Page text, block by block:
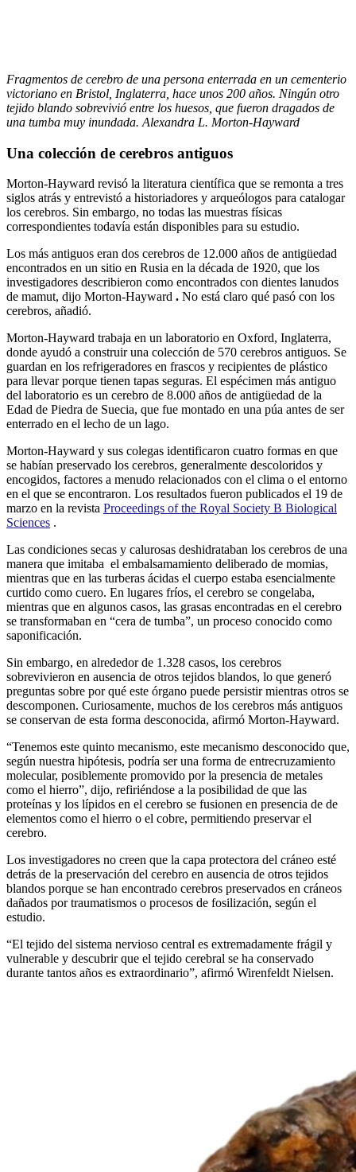
Fragmentos de cerebro de una persona enterrada en un cementerio
victoriano en Bristol, Inglaterra, hace unos 200 años. Ningún otro
tejido blando sobrevivió entre los huesos, que fueron dragados de
una tumba muy inundada. Alexandra L. Morton-Hayward
Una colección de cerebros antiguos
Morton-Hayward revisó la literatura científica que se remonta a tres
siglos atrás y entrevistó a historiadores y arqueólogos para catalogar
los cerebros. Sin embargo, no todas las muestras físicas
correspondientes todavía están disponibles para su estudio.
Los más antiguos eran dos cerebros de 12.000 años de antigüedad
encontrados en un sitio en Rusia en la década de 1920, que los
investigadores describieron como encontrados con dientes lanudos
de mamut, dijo Morton-Hayward . No está claro qué pasó con los
cerebros, añadió.
Morton-Hayward trabaja en un laboratorio en Oxford, Inglaterra,
donde ayudó a construir una colección de 570 cerebros antiguos. Se
guardan en los refrigeradores en frascos y recipientes de plástico
para llevar porque tienen tapas seguras. El espécimen más antiguo
del laboratorio es un cerebro de 8.000 años de antigüedad de la
Edad de Piedra de Suecia, que fue montado en una púa antes de ser
enterrado en el lecho de un lago.
Morton-Hayward y sus colegas identificaron cuatro formas en que
se habían preservado los cerebros, generalmente descoloridos y
encogidos, factores a menudo relacionados con el clima o el entorno
en el que se encontraron. Los resultados fueron publicados el 19 de
marzo en la revista Proceedings of the Royal Society B Biological
Sciences .
Las condiciones secas y calurosas deshidrataban los cerebros de una
manera que imitaba el embalsamamiento deliberado de momias,
mientras que en las turberas ácidas el cuerpo estaba esencialmente
curtido como cuero. En lugares fríos, el cerebro se congelaba,
mientras que en algunos casos, las grasas encontradas en el cerebro
se transformaban en “cera de tumba”, un proceso conocido como
saponificación.
Sin embargo, en alrededor de 1.328 casos, los cerebros
sobrevivieron en ausencia de otros tejidos blandos, lo que generó
preguntas sobre por qué este órgano puede persistir mientras otros se
descomponen. Curiosamente, muchos de los cerebros más antiguos
se conservan de esta forma desconocida, afirmó Morton-Hayward.
“Tenemos este quinto mecanismo, este mecanismo desconocido que,
según nuestra hipótesis, podría ser una forma de entrecruzamiento
molecular, posiblemente promovido por la presencia de metales
como el hierro”, dijo, refiriéndose a la posibilidad de que las
proteínas y los lípidos en el cerebro se fusionen en presencia de de
elementos como el hierro o el cobre, permitiendo preservar el
cerebro.
Los investigadores no creen que la capa protectora del cráneo esté
detrás de la preservación del cerebro en ausencia de otros tejidos
blandos porque se han encontrado cerebros preservados en cráneos
dañados por traumatismos o procesos de fosilización, según el
estudio.
“El tejido del sistema nervioso central es extremadamente frágil y
vulnerable y descubrir que el tejido cerebral se ha conservado
durante tantos años es extraordinario”, afirmó Wirenfeldt Nielsen.